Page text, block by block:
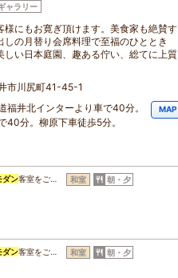
ャラリー
様にもお寛ぎ頂けます。美食家も絶賛す
しの月替り会席料理で至福のひととき
しい日本庭園、趣ある佇い、総てに上質
市川尻町41-45-1
福井北インターより車で40分。
40分。柳原下車徒歩5分。
MAP
ダン客室をご… 和室 朝・夕
ダン客室をご… 和室 朝・夕